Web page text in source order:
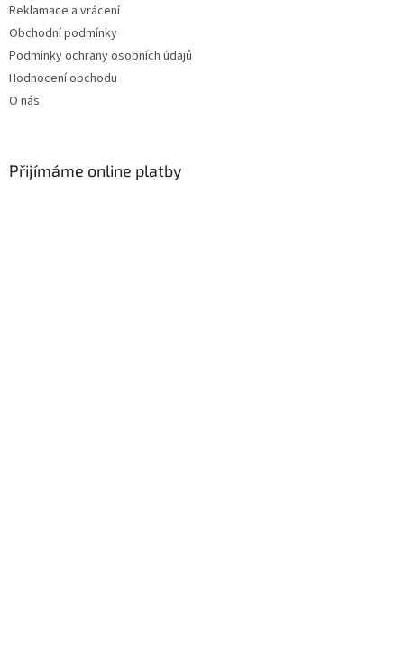
Reklamace a vrácení
Obchodní podmínky
Podmínky ochrany osobních údajů
Hodnocení obchodu
O nás
Přijímáme online platby